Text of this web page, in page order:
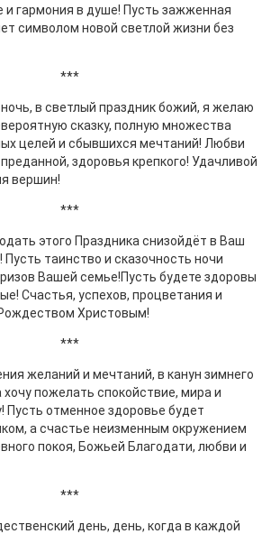
и гармония в душе! Пусть зажженная
символом новой светлой жизни без
***
в светлый праздник божий, я желаю
сказку, полную множества
целей и сбывшихся мечтаний! Любви
здоровья крепкого! Удачливой
вершин!
***
этого Праздника снизойдёт в Ваш
таинство и сказочность ночи
Вашей семье!Пусть будете здоровы
Счастья, успехов, процветания и
Христовым!
***
желаний и мечтаний, в канун зимнего
пожелать спокойствие, мира и
отменное здоровье будет
а счастье неизменным окружением
покоя, Божьей Благодати, любви и
***
день, день, когда в каждой